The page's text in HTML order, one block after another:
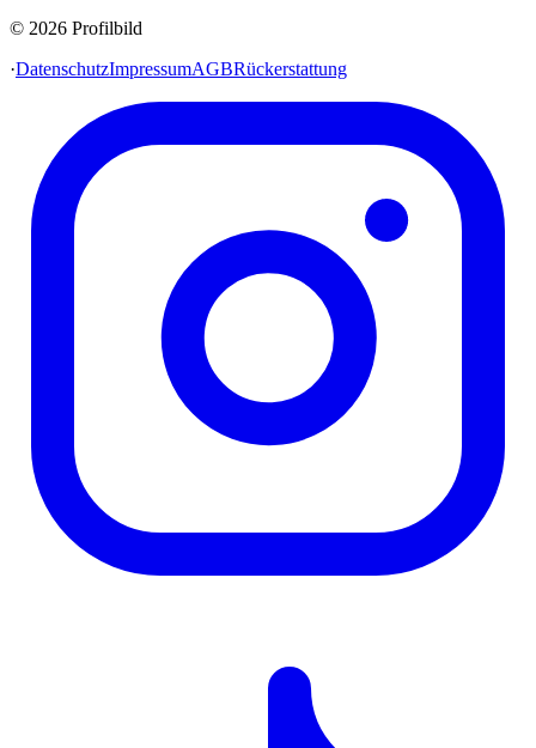
© 2026 Profilbild
·DatenschutzImpressumAGBRückerstattung